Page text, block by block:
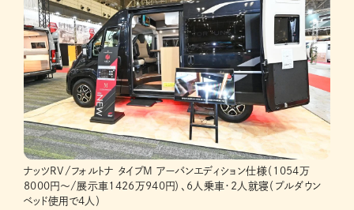
ナッツRV/フォルトナ タイプM アーバンエディション仕様（1054万
8000円〜/展示車1426万940円）、6人乗車・2人就寝（プルダウン
ベッド使用で4人）